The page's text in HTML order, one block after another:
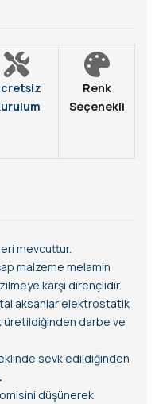
Renk
Seçenekli
mevcuttur.
malzeme melamin
karşı dirençlidir.
aksanlar elektrostatik
üretildiğinden darbe ve
sevk edildiğinden
.
düşünerek